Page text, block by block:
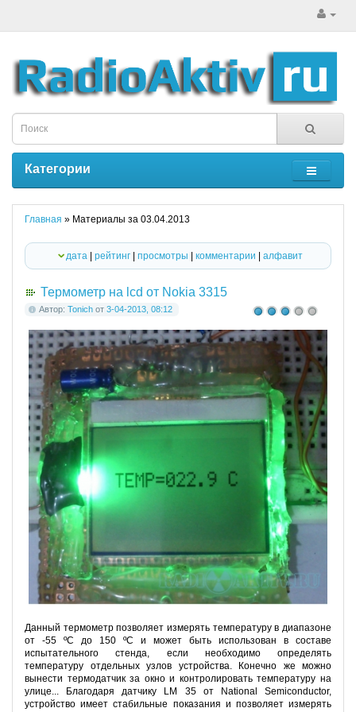
Категории
Главная » Материалы за 03.04.2013
дата | рейтинг| просмотры | комментарии | алфавит
Термометр на lcd от Nokia 3315
Автор: Tonich от 3-04-2013, 08:12
Данный термометр позволяет измерять температуру в диапазоне
от -55 ºC до 150 ºC и может быть использован в составе
испытательного стенда, если необходимо определять
температуру отдельных узлов устройства. Конечно же можно
вынести термодатчик за окно и контролировать температуру на
улице... Благодаря датчику LM 35 от National Semiconductor,
устройство имеет стабильные показания и позволяет измерять